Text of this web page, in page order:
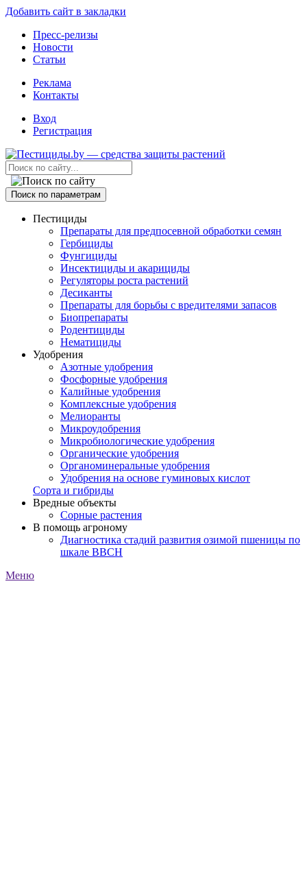
Добавить сайт в закладки
Пресс-релизы
Новости
Статьи
Реклама
Контакты
Вход
Регистрация
Поиск по параметрам
Пестициды
Препараты для предпосевной обработки семян
Гербициды
Фунгициды
Инсектициды и акарициды
Регуляторы роста растений
Десиканты
Препараты для борьбы с вредителями запасов
Биопрепараты
Родентициды
Нематициды
Удобрения
Азотные удобрения
Фосфорные удобрения
Калийные удобрения
Комплексные удобрения
Мелиоранты
Микроудобрения
Микробиологические удобрения
Органические удобрения
Органоминеральные удобрения
Удобрения на основе гуминовых кислот
Сорта и гибриды
Вредные объекты
Сорные растения
В помощь агроному
Диагностика стадий развития озимой пшеницы по
шкале ВВСН
Меню